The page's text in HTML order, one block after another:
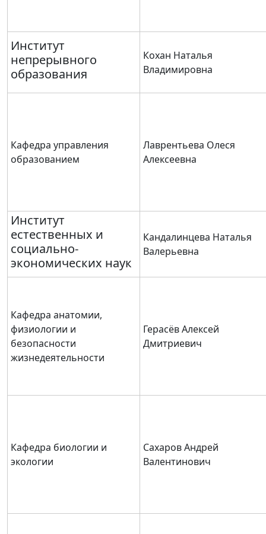
Институт
непрерывного
образования
Кохан Наталья
Владимировна
Кафедра управления
образованием
Лаврентьева Олеся
Алексеевна
Институт
естественных и
социально-
экономических наук
Кандалинцева Наталья
Валерьевна
Кафедра анатомии,
физиологии и
безопасности
жизнедеятельности
Герасёв Алексей
Дмитриевич
Кафедра биологии и
экологии
Сахаров Андрей
Валентинович